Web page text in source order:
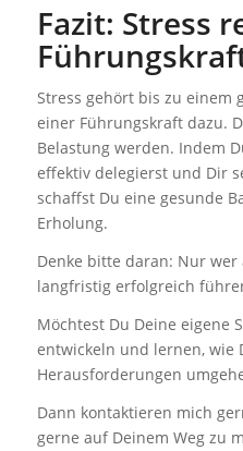
Fazit: Stress
Stress gehört bis zu einem
einer Führungskraft dazu.
Belastung werden. Indem
effektiv delegierst und Dir
schaffst Du eine gesunde
Erholung.
Denke bitte daran: Nur
langfristig erfolgreich
Möchtest Du Deine eigene
entwickeln und lernen, wie
Herausforderungen
Dann kontaktieren mich
gerne auf Deinem Weg zu